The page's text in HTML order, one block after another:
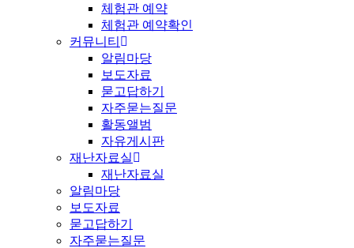
체험관 예약
체험관 예약확인
커뮤니티
알림마당
보도자료
묻고답하기
자주묻는질문
활동앨범
자유게시판
재난자료실
재난자료실
알림마당
보도자료
묻고답하기
자주묻는질문